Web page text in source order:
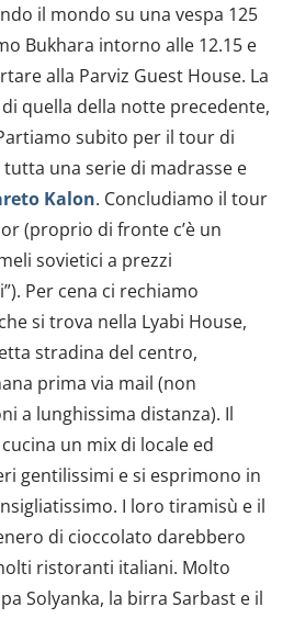
il mondo su una vespa 125
Bukhara intorno alle 12.15 e
alla Parviz Guest House. La
quella della notte precedente,
subito per il tour di
una serie di madrasse e
Kalon. Concludiamo il tour
(proprio di fronte c’è un
sovietici a prezzi
Per cena ci rechiamo
si trova nella Lyabi House,
stradina del centro,
prima via mail (non
a lunghissima distanza). Il
un mix di locale ed
gentilissimi e si esprimono in
I loro tiramisù e il
di cioccolato darebbero
ristoranti italiani. Molto
Solyanka, la birra Sarbast e il